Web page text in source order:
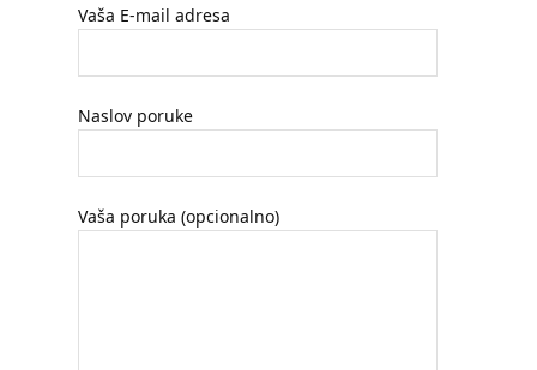
Vaša E-mail adresa
Naslov poruke
Vaša poruka (opcionalno)